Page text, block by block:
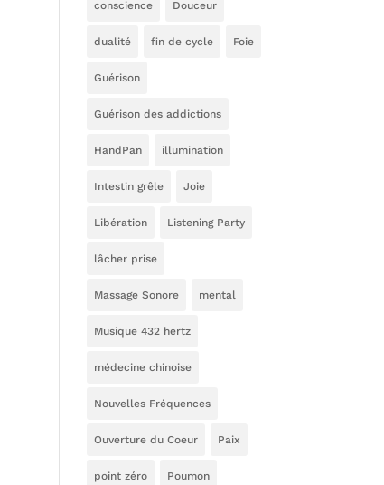
conscience Douceur
dualité fin de cycle Foie
Guérison
Guérison des addictions
HandPan illumination
Intestin grêle Joie
Libération Listening Party
lâcher prise
Massage Sonore mental
Musique 432 hertz
médecine chinoise
Nouvelles Fréquences
Ouverture du Coeur Paix
point zéro Poumon